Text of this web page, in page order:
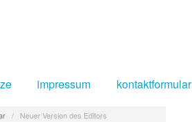
impressum kontaktformular
/ Neuer Version des Editors